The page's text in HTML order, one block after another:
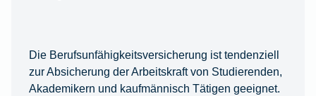
Die Berufsunfähigkeitsversicherung ist tendenziell
zur Absicherung der Arbeitskraft von Studierenden,
Akademikern und kaufmännisch Tätigen geeignet.